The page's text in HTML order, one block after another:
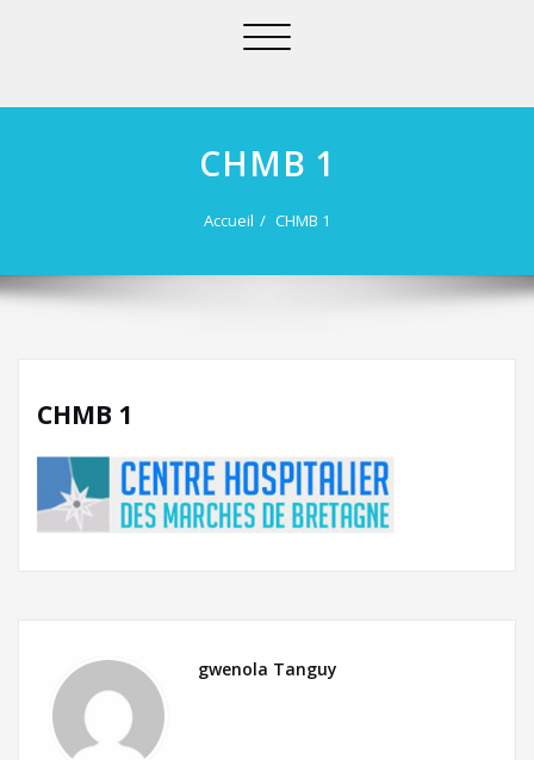
Afficher/masquer
CHMB 1
Accueil CHMB 1
CHMB 1
gwenola Tanguy